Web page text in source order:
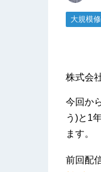
大規模
株式会
今回か
う)と1
ます。
前回配